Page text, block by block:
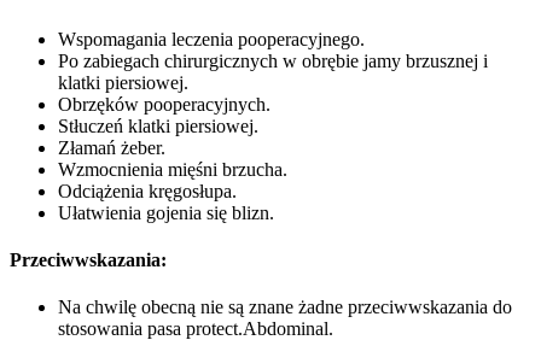
Wspomagania leczenia pooperacyjnego.
Po zabiegach chirurgicznych w obrębie jamy brzusznej i
klatki piersiowej.
Obrzęków pooperacyjnych.
Stłuczeń klatki piersiowej.
Złamań żeber.
Wzmocnienia mięśni brzucha.
Odciążenia kręgosłupa.
Ułatwienia gojenia się blizn.
Przeciwwskazania:
Na chwilę obecną nie są znane żadne przeciwwskazania do
stosowania pasa protect.Abdominal.